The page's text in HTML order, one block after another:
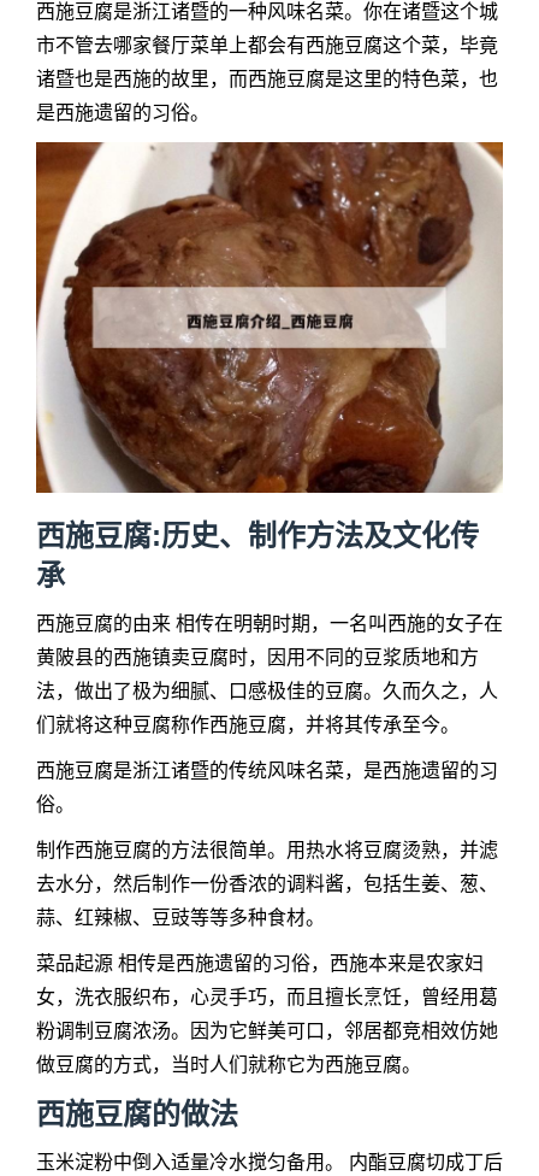
西施豆腐是浙江诸暨的一种风味名菜。你在诸暨这个城
市不管去哪家餐厅菜单上都会有西施豆腐这个菜，毕竟
诸暨也是西施的故里，而西施豆腐是这里的特色菜，也
是西施遗留的习俗。
西施豆腐:历史、制作方法及文化传
承
西施豆腐的由来 相传在明朝时期，一名叫西施的女子在
黄陂县的西施镇卖豆腐时，因用不同的豆浆质地和方
法，做出了极为细腻、口感极佳的豆腐。久而久之，人
们就将这种豆腐称作西施豆腐，并将其传承至今。
西施豆腐是浙江诸暨的传统风味名菜，是西施遗留的习
俗。
制作西施豆腐的方法很简单。用热水将豆腐烫熟，并滤
去水分，然后制作一份香浓的调料酱，包括生姜、葱、
蒜、红辣椒、豆豉等等多种食材。
菜品起源 相传是西施遗留的习俗，西施本来是农家妇
女，洗衣服织布，心灵手巧，而且擅长烹饪，曾经用葛
粉调制豆腐浓汤。因为它鲜美可口，邻居都竞相效仿她
做豆腐的方式，当时人们就称它为西施豆腐。
西施豆腐的做法
玉米淀粉中倒入适量冷水搅匀备用。 内酯豆腐切成丁后